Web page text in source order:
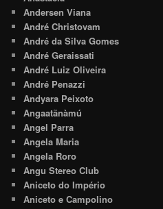
Andersen Viana
André Christovam
André da Silva Gomes
André Geraissati
André Luiz Oliveira
André Penazzi
Andyara Peixoto
Angaatãnàmú
Angel Parra
Angela Maria
Angela Roro
Angu Stereo Club
Aniceto do Império
Aniceto e Campolino